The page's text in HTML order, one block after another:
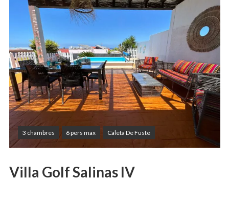
3 chambres 6 pers max Caleta De Fuste
Villa Golf Salinas IV